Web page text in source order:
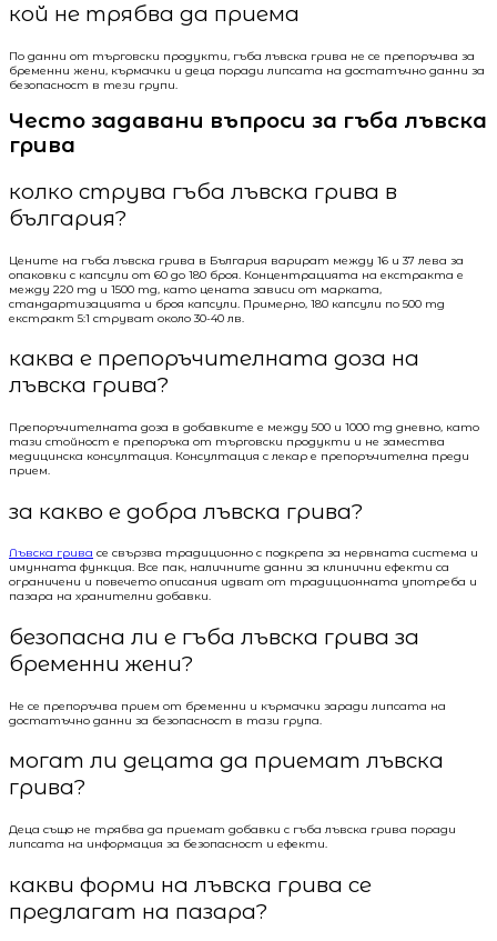
кой не трябва да приема
По данни от търговски продукти, гъба лъвска грива не се препоръчва за
бременни жени, кърмачки и деца поради липсата на достатъчно данни за
безопасност в тези групи.
Често задавани въпроси за гъба лъвска
грива
колко струва гъба лъвска грива в
българия?
Цените на гъба лъвска грива в България варират между 16 и 37 лева за
опаковки с капсули от 60 до 180 броя. Концентрацията на екстракта е
между 220 mg и 1500 mg, като цената зависи от марката,
стандартизацията и броя капсули. Примерно, 180 капсули по 500 mg
екстракт 5:1 струват около 30-40 лв.
каква е препоръчителната доза на
лъвска грива?
Препоръчителната доза в добавките е между 500 и 1000 mg дневно, като
тази стойност е препоръка от търговски продукти и не замества
медицинска консултация. Консултация с лекар е препоръчителна преди
прием.
за какво е добра лъвска грива?
Лъвска грива се свързва традиционно с подкрепа за нервната система и
имунната функция. Все пак, наличните данни за клинични ефекти са
ограничени и повечето описания идват от традиционната употреба и
пазара на хранителни добавки.
безопасна ли е гъба лъвска грива за
бременни жени?
Не се препоръчва прием от бременни и кърмачки заради липсата на
достатъчно данни за безопасност в тази група.
могат ли децата да приемат лъвска
грива?
Деца също не трябва да приемат добавки с гъба лъвска грива поради
липсата на информация за безопасност и ефекти.
какви форми на лъвска грива се
предлагат на пазара?